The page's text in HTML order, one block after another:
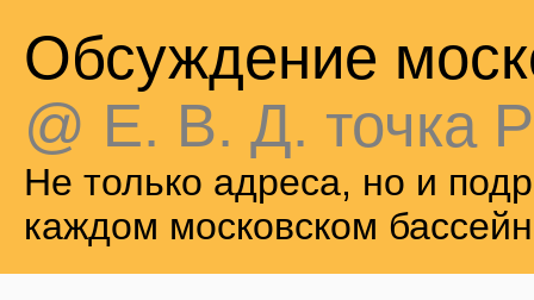
Обсуждение
@ Е. В. Д. точка
Не только адреса, но и
каждом московском